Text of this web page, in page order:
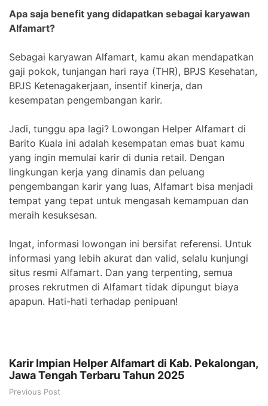
Apa saja benefit yang didapatkan sebagai karyawan
Alfamart?
Sebagai karyawan Alfamart, kamu akan mendapatkan
gaji pokok, tunjangan hari raya (THR), BPJS Kesehatan,
BPJS Ketenagakerjaan, insentif kinerja, dan
kesempatan pengembangan karir.
Jadi, tunggu apa lagi? Lowongan Helper Alfamart di
Barito Kuala ini adalah kesempatan emas buat kamu
yang ingin memulai karir di dunia retail. Dengan
lingkungan kerja yang dinamis dan peluang
pengembangan karir yang luas, Alfamart bisa menjadi
tempat yang tepat untuk mengasah kemampuan dan
meraih kesuksesan.
Ingat, informasi lowongan ini bersifat referensi. Untuk
informasi yang lebih akurat dan valid, selalu kunjungi
situs resmi Alfamart. Dan yang terpenting, semua
proses rekrutmen di Alfamart tidak dipungut biaya
apapun. Hati-hati terhadap penipuan!
Karir Impian Helper Alfamart di Kab. Pekalongan,
Jawa Tengah Terbaru Tahun 2025
Previous Post